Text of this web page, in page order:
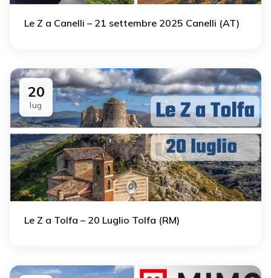
Le Z a Canelli – 21 settembre 2025 Canelli (AT)
20
lug
Le Z a Tolfa – 20 Luglio Tolfa (RM)